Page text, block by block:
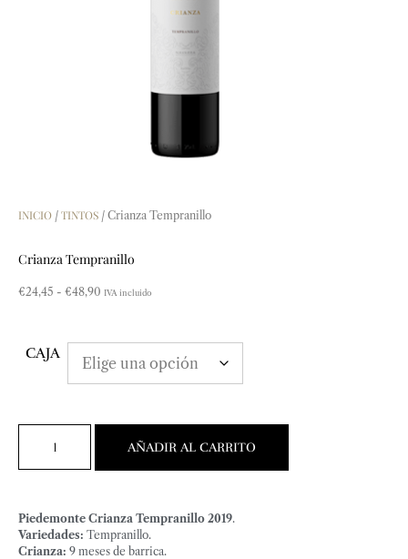
INICIO / TINTOS / Crianza Tempranillo
Crianza Tempranillo
€24,45 - €48,90 IVA incluido
CAJA
AÑADIR AL CARRITO
Piedemonte Crianza Tempranillo 2019.
Variedades: Tempranillo.
Crianza: 9 meses de barrica.